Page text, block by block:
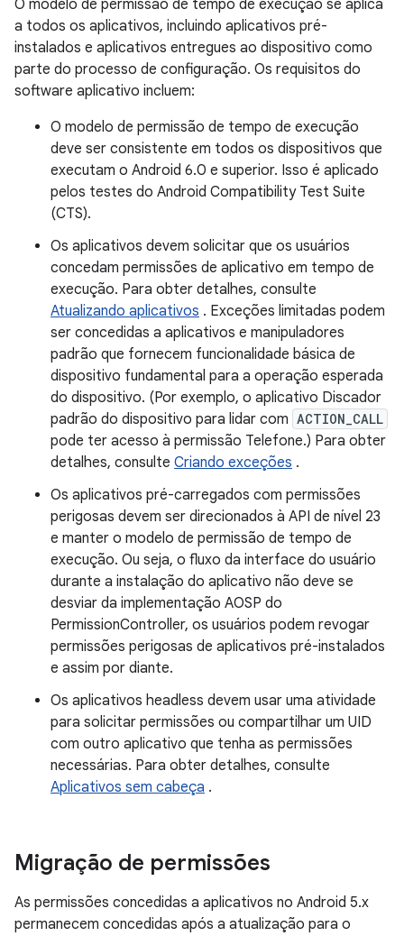
O modelo de permissão de tempo de execução se aplica
a todos os aplicativos, incluindo aplicativos pré-
instalados e aplicativos entregues ao dispositivo como
parte do processo de configuração. Os requisitos do
software aplicativo incluem:
O modelo de permissão de tempo de execução
deve ser consistente em todos os dispositivos que
executam o Android 6.0 e superior. Isso é aplicado
pelos testes do Android Compatibility Test Suite
(CTS).
Os aplicativos devem solicitar que os usuários
concedam permissões de aplicativo em tempo de
execução. Para obter detalhes, consulte
Atualizando aplicativos . Exceções limitadas podem
ser concedidas a aplicativos e manipuladores
padrão que fornecem funcionalidade básica de
dispositivo fundamental para a operação esperada
do dispositivo. (Por exemplo, o aplicativo Discador
padrão do dispositivo para lidar com ACTION_CALL
pode ter acesso à permissão Telefone.) Para obter
detalhes, consulte Criando exceções .
Os aplicativos pré-carregados com permissões
perigosas devem ser direcionados à API de nível 23
e manter o modelo de permissão de tempo de
execução. Ou seja, o fluxo da interface do usuário
durante a instalação do aplicativo não deve se
desviar da implementação AOSP do
PermissionController, os usuários podem revogar
permissões perigosas de aplicativos pré-instalados
e assim por diante.
Os aplicativos headless devem usar uma atividade
para solicitar permissões ou compartilhar um UID
com outro aplicativo que tenha as permissões
necessárias. Para obter detalhes, consulte
Aplicativos sem cabeça .
Migração de permissões
As permissões concedidas a aplicativos no Android 5.x
permanecem concedidas após a atualização para o